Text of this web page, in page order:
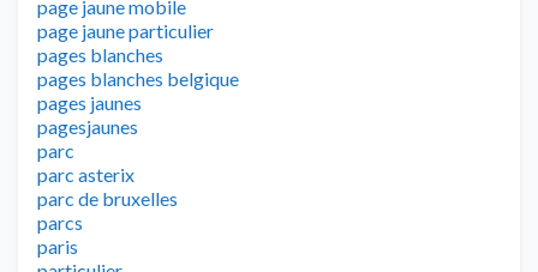
page jaune mobile
page jaune particulier
pages blanches
pages blanches belgique
pages jaunes
pagesjaunes
parc
parc asterix
parc de bruxelles
parcs
paris